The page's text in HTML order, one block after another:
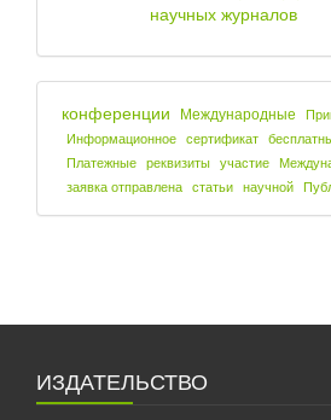
конференции Международные
Информационное сертификат
Платежные реквизиты участие
заявка отправлена статьи научной
ИЗДАТЕЛЬСТВО